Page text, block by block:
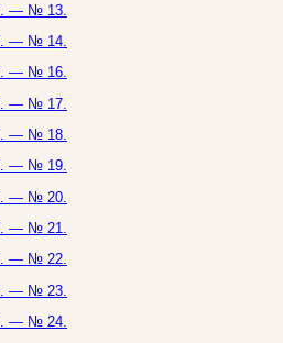
— № 13.
— № 14.
— № 16.
— № 17.
— № 18.
— № 19.
— № 20.
— № 21.
— № 22.
— № 23.
— № 24.